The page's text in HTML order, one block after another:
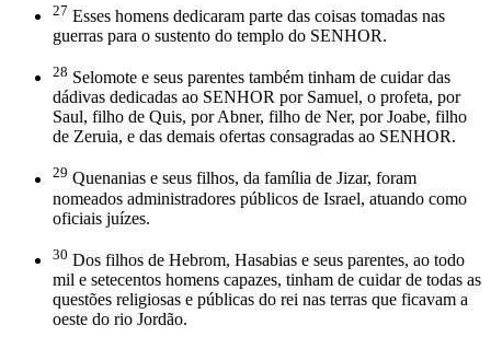
27 Esses homens dedicaram parte das coisas tomadas nas
guerras para o sustento do templo do SENHOR.
28 Selomote e seus parentes também tinham de cuidar das
dádivas dedicadas ao SENHOR por Samuel, o profeta, por
Saul, filho de Quis, por Abner, filho de Ner, por Joabe, filho
de Zeruia, e das demais ofertas consagradas ao SENHOR.
29 Quenanias e seus filhos, da família de Jizar, foram
nomeados administradores públicos de Israel, atuando como
oficiais juízes.
30 Dos filhos de Hebrom, Hasabias e seus parentes, ao todo
mil e setecentos homens capazes, tinham de cuidar de todas as
questões religiosas e públicas do rei nas terras que ficavam a
oeste do rio Jordão.